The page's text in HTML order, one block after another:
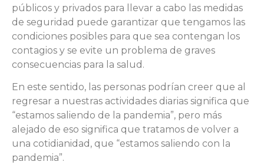
públicos y privados para llevar a cabo las medidas
de seguridad puede garantizar que tengamos las
condiciones posibles para que sea contengan los
contagios y se evite un problema de graves
consecuencias para la salud.
En este sentido, las personas podrían creer que al
regresar a nuestras actividades diarias significa que
“estamos saliendo de la pandemia”, pero más
alejado de eso significa que tratamos de volver a
una cotidianidad, que “estamos saliendo con la
pandemia”.